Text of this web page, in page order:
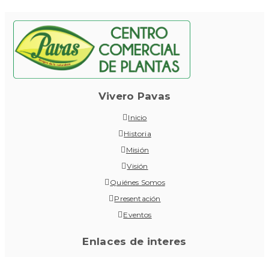
Vivero Pavas
Inicio
Historia
Misión
Visión
Quiénes Somos
Presentación
Eventos
Enlaces de interes